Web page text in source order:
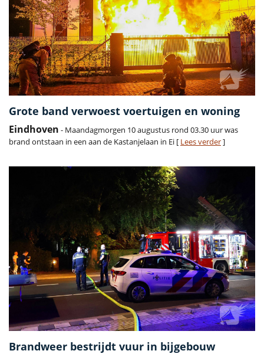
Grote band verwoest voertuigen en woning
Eindhoven - Maandagmorgen 10 augustus rond 03.30 uur was
brand ontstaan in een aan de Kastanjelaan in Ei [ Lees verder]
Brandweer bestrijdt vuur in bijgebouw